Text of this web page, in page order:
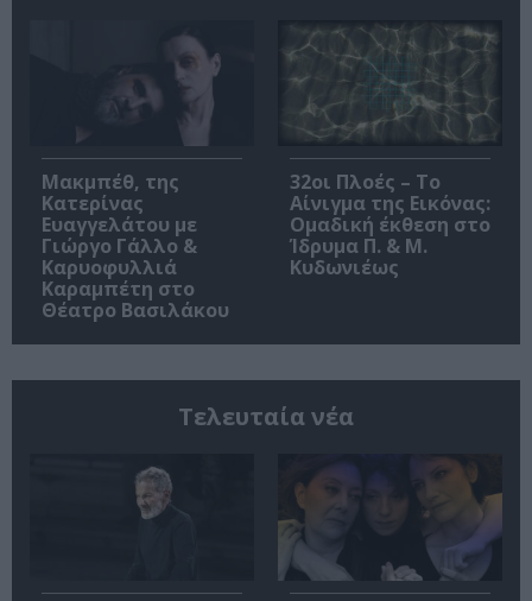
Μακμπέθ, της
Κατερίνας
Ευαγγελάτου με
Γιώργο Γάλλο &
Καρυοφυλλιά
Καραμπέτη στο
Θέατρο Βασιλάκου
32οι Πλοές – Το
Αίνιγμα της Εικόνας:
Ομαδική έκθεση στο
Ίδρυμα Π. & Μ.
Κυδωνιέως
Τελευταία νέα